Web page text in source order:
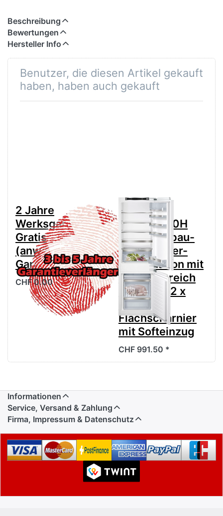
Beschreibung
Bewertungen
Hersteller Info
Benutzer, die diesen Artikel gekauft
haben, haben auch gekauft
2 Jahre
Werksgarantie
Gratis
(anwählen für
Garantieverlängerung)
CHF 0.00
Siemens
KI86SADE0H
iQ500 Einbau-
Kühl-Gefrier-
Kombination mit
Gefrierbereich
unten 177.2 x
55.8 cm
Flachscharnier
mit Softeinzug
CHF 991.50 *
Informationen
Service, Versand & Zahlung
Firma, Impressum & Datenschutz